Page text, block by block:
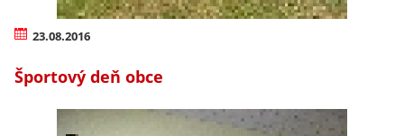
23.08.2016
Športový deň obce